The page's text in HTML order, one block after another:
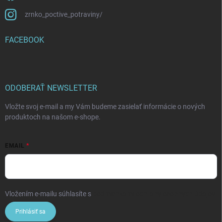
zrnko_poctive_potraviny/
FACEBOOK
ODOBERAŤ NEWSLETTER
Vložte svoj e-mail a my Vám budeme zasielať informácie o nových
produktoch na našom e-shope.
EMAIL
Vložením e-mailu súhlasíte s
Prihlásiť sa